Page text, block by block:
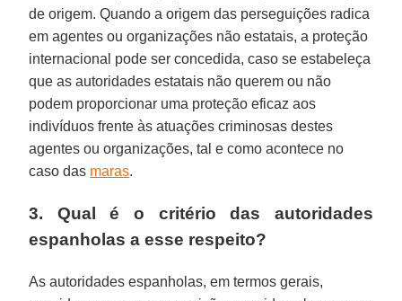
de origem. Quando a origem das perseguições radica
em agentes ou organizações não estatais, a proteção
internacional pode ser concedida, caso se estabeleça
que as autoridades estatais não querem ou não
podem proporcionar uma proteção eficaz aos
indivíduos frente às atuações criminosas destes
agentes ou organizações, tal e como acontece no
caso das maras.
3. Qual é o critério das autoridades
espanholas a esse respeito?
As autoridades espanholas, em termos gerais,